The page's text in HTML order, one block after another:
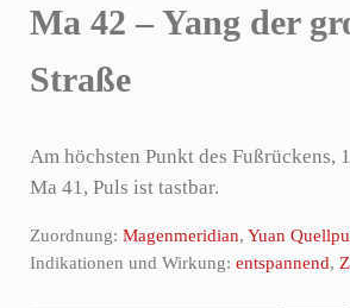
Ma 42 – Yang der
Straße
Am höchsten Punkt des Fußrückens,
Ma 41, Puls ist tastbar.
Zuordnung: Magenmeridian, Yuan
Indikationen und Wirkung: entspannend,